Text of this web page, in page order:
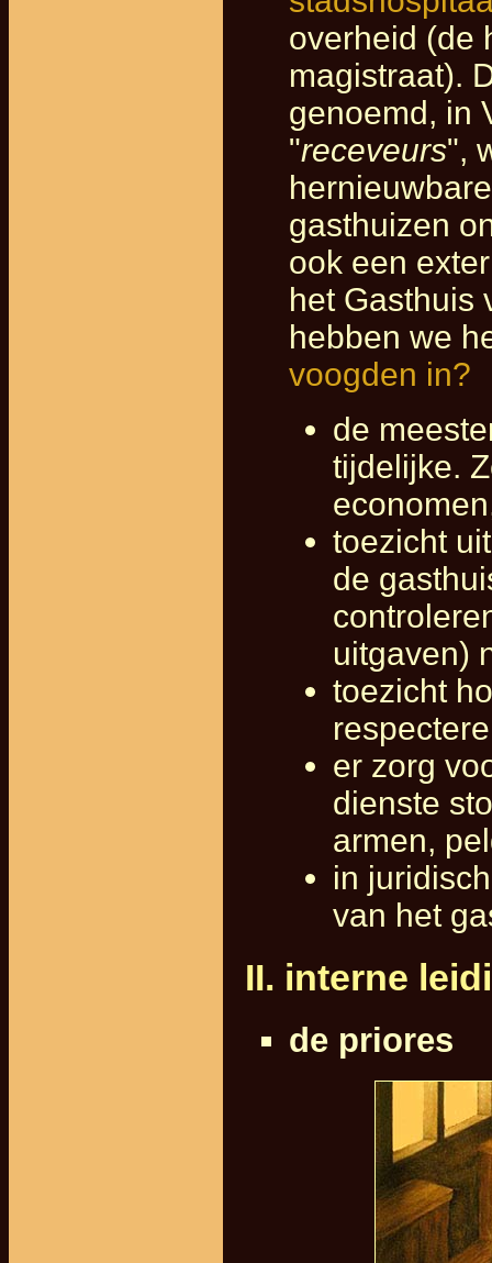
overheid (de
magistraat).
genoemd, in
"receveurs",
gasthuizen
ook een
het Gasthuis
hebben we
voogden in?
de
tijdelijke.
toezicht
de
uitgaven)
toezicht
er zorg
dienste
armen,
in
van het
II. interne
de priores